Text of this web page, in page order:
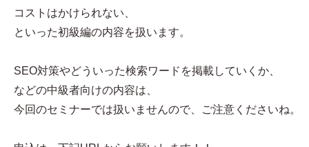
コストはかけられない、
といった初級編の内容を扱います。
SEO対策やどういった検索ワードを掲載していくか、
などの中級者向けの内容は、
今回のセミナーでは扱いませんので、ご注意くださいね。